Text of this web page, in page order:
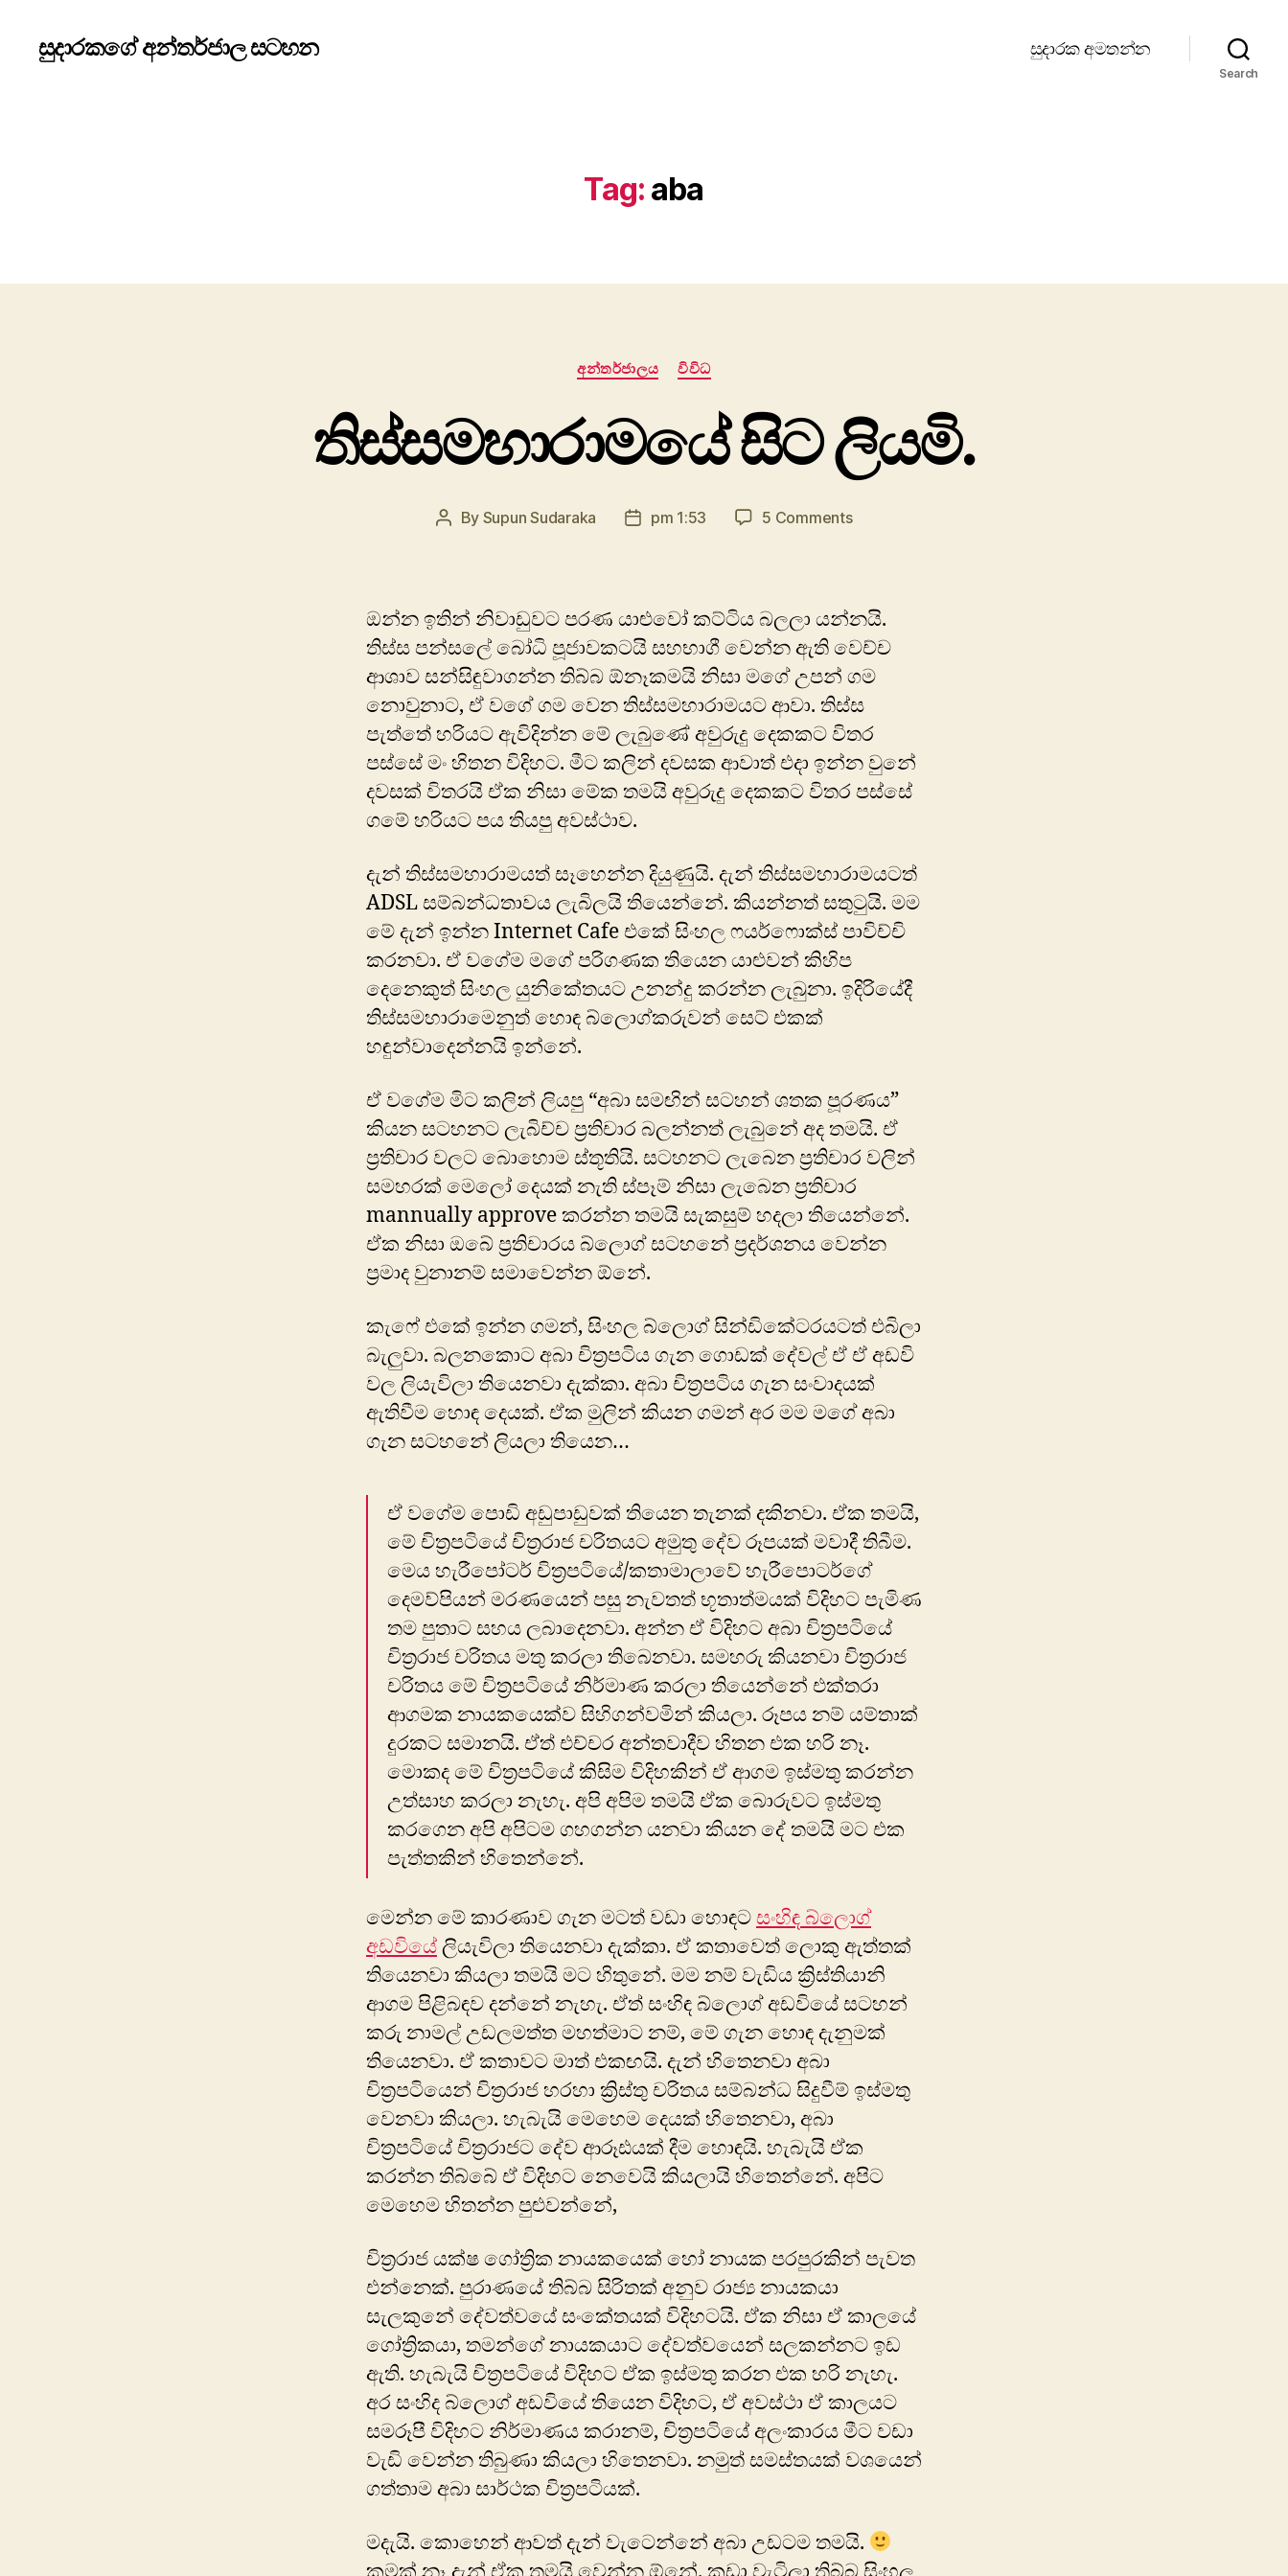
සුදාරකගේ අන්තර්ජාල සටහන සුදාරක අමතන්න
Search
Tag: aba
Categories
අන්තර්ජාලය විවිධ
තිස්සමහාරාමයේ සිට ලියමි.
Post
By Supun Sudaraka
Postpm 1:53 5 Commentson
ඔන්න ඉතින් නිවාඩුවට පරණ යාළුවෝ කට්ටිය බලලා යන්නයි.
තිස්ස පන්සලේ බෝධි පූජාවකටයි සහභාගී වෙන්න ඇති වෙච්ච
ආශාව සන්සිඳුවාගන්න තිබ්බ ඕනෑකමයි නිසා මගේ උපන් ගම
නොවුනාට, ඒ වගේ ගම වෙන තිස්සමහාරාමයට ආවා. තිස්ස
පැත්තේ හරියට ඇවිදින්න මේ ලැබුණේ අවුරුදු දෙකකට විතර
පස්සේ මං හිතන විදිහට. මීට කලින් දවසක ආවාත් එදා ඉන්න වුනේ
දවසක් විතරයි ඒක නිසා මේක තමයි අවුරුදු දෙකකට විතර පස්සේ
ගමේ හරියට පය තියපු අවස්ථාව.
දැන් තිස්සමහාරාමයත් සෑහෙන්න දියුණුයි. දැන් තිස්සමහාරාමයටත්
ADSL සම්බන්ධතාවය ලැබිලයි තියෙන්නේ. කියන්නත් සතුටුයි. මම
මේ දැන් ඉන්න Internet Cafe එකේ සිංහල ෆයර්ෆොක්ස් පාවිච්චි
කරනවා. ඒ වගේම මගේ පරිගණක තියෙන යාළුවන් කිහිප
දෙනෙකුත් සිංහල යුනිකේතයට උනන්දු කරන්න ලැබුනා. ඉදිරියේදී
තිස්සමහාරාමෙනුත් හොඳ බ්ලොග්කරුවන් සෙට් එකක්
හඳුන්වාදෙන්නයි ඉන්නේ.
ඒ වගේම මිට කලින් ලියපු “අබා සමඟින් සටහන් ශතක පූරණය”
කියන සටහනට ලැබිච්ච ප්‍රතිචාර බලන්නත් ලැබුනේ අද තමයි. ඒ
ප්‍රතිචාර වලට බොහොම ස්තූතියි. සටහනට ලැබෙන ප්‍රතිචාර වලින්
සමහරක් මෙ‍ලෝ දෙයක් නැති ස්පෑම් නිසා ලැබෙන ප්‍රතිචාර
mannually approve කරන්න තමයි සැකසුම් හදලා තියෙන්නේ.
ඒක නිසා ඔබේ ප්‍රතිචාරය බ්ලොග් සටහනේ ප්‍රදර්ශන‍ය වෙන්න
ප්‍රමාද වුනානම් සමාවෙන්න ඕනේ.
කැෆේ එකේ ඉන්න ගමන්, සිංහල බ්ලොග් සින්ඩිකේටරයටත් එබිලා
බැලුවා. බලනකොට අබා චිත්‍රපටිය ගැන ගොඩක් දේවල් ඒ ඒ අඩවි
වල ලියැවිලා තියෙනවා දැක්කා. අබා චිත්‍රපටිය ගැන සංවාදයක්
ඇතිවීම හොඳ දෙයක්. ඒක මුලින් කියන ගමන් අර මම මගේ අබා
ගැන සටහනේ ලියලා තියෙන…
ඒ වගේම පොඩි අඩුපාඩුවක් තියෙන තැනක් දකිනවා. ඒක තමයි,
මේ චිත්‍රපටියේ චිත්‍රරාජ චරිතයට අමුතු දේව රූපයක් මවාදී තිබීම.
මෙය හැරීපෝටර් චිත්‍රපටියේ/කතාමාලාවේ හැරීපොටර්ගේ
දෙමව්පියන් මරණයෙන් පසු නැවතත් භූතාත්මයක් විදිහට පැමිණ
තම පුතාට සහය ලබාදෙනවා. අන්න ඒ විදිහට අබා චිත්‍රපටියේ
චිත්‍රරාජ චරිතය මතු කරලා තිබෙනවා. සමහරු කියනවා චිත්‍රරාජ
චරිතය මේ චිත්‍රපටියේ නිර්මාණ කරලා තියෙන්නේ එක්තරා
ආගමක නායකයෙක්ව සිහිගන්වමින් කියලා. රූපය නම් යම්තාක්
දුරකට සමානයි. ඒත් එච්චර අන්තවාදීව හිතන එක හරි නෑ.
මොකද මේ චිත්‍රපටියේ කිසිම විදිහකින් ඒ ආගම ඉස්මතු කරන්න
උත්සාහ කරලා නැහැ. අපි අපිම තමයි ඒක බොරුවට ඉස්මතු
කරගෙන අපි අපිටම ගහගන්න යනවා කියන දේ තමයි මට එක
පැත්තකින් හිතෙන්නේ.
මෙන්න මේ කාරණාව ගැන මටත් වඩා හොඳටසංහිඳ බ්ලොග්
අඩවියේලියැවිලා තියෙනවා දැක්කා. ඒ කතාවෙත් ලොකු ඇත්තක්
තියෙනවා කියලා තමයි මට හිතුනේ. මම නම් වැඩිය ක්‍රිස්තියානි
ආගම පිළිබඳව දන්නේ නැහැ. ඒත් සංහිඳ බ්ලොග් අඩවියේ සටහන්
කරු නාමල් උඩලමත්ත මහත්මාට නම්, මේ ගැන හොඳ දැනුමක්
තියෙනවා. ඒ කතාවට මාත් එකඟයි. දැන් හිතෙනවා අබා
චිත්‍රපටියෙන් චිත්‍රරාජ හරහා ක්‍රිස්තු චරිතය සම්බන්ධ සිදුවීම් ඉස්මතු
වෙනවා කියලා. හැබැයි මෙහෙම දෙයක් හිතෙනවා, අබා
චිත්‍රපටියේ චිත්‍රරාජට දේව ආරූඪයක් දීම හොඳයි. හැබැයි ඒක
කරන්න තිබ්බේ ඒ විදිහට නෙවෙයි කියලායි හිතෙන්නේ. අපිට
මෙහෙම හිතන්න පුළුවන්නේ,
චිත්‍රරාජ යක්ෂ ගෝත්‍රික නායකයෙක් හෝ නායක පරපුරකින් පැවත
එන්නෙක්. පුරාණයේ තිබ්බ සිරිතක් අනුව රාජ්‍ය නායකයා
සැලකුනේ දේවත්වයේ සංකේතයක් විදිහටයි. ඒක නිසා ඒ කා‍ලයේ
ගෝත්‍රිකයා, තමන්ගේ නායකයාට දේවත්වයෙන් සලකන්නට ඉඩ
ඇති. හැබැයි චිත්‍රපටියේ විදිහට ඒක ඉස්මතු කරන එක හරි නැහැ.
අර සංහිද බ්ලොග් අඩවියේ තියෙන විදිහට, ඒ අවස්ථා ඒ කාලයට
සමරූපී විදිහට නිර්මාණය කරානම්, චිත්‍රපටියේ අලංකාරය මීට වඩා
වැඩි වෙන්න තිබුණා කියලා හිතෙනවා. නමුත් සමස්තයක් වශයෙන්
ගත්තාම අබා සාර්ථක චිත්‍රපටියක්.
මදැයි. කොහෙන් ආවත් දැන් වැටෙන්නේ අබා උඩටම තමයි.